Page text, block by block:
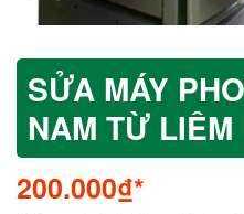
SỬA MÁY
NAM TỪ LIÊM
200.000₫*